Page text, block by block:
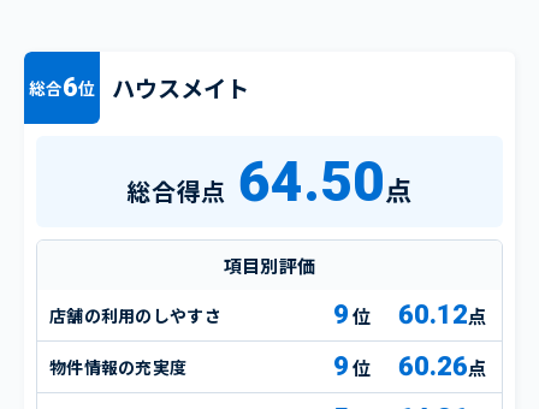
総合6位 ハウスメイト
総合得点 64.50点
項目別評価
店舗の利用のしやすさ 9 60.12点
物件情報の充実度 9 60.26点